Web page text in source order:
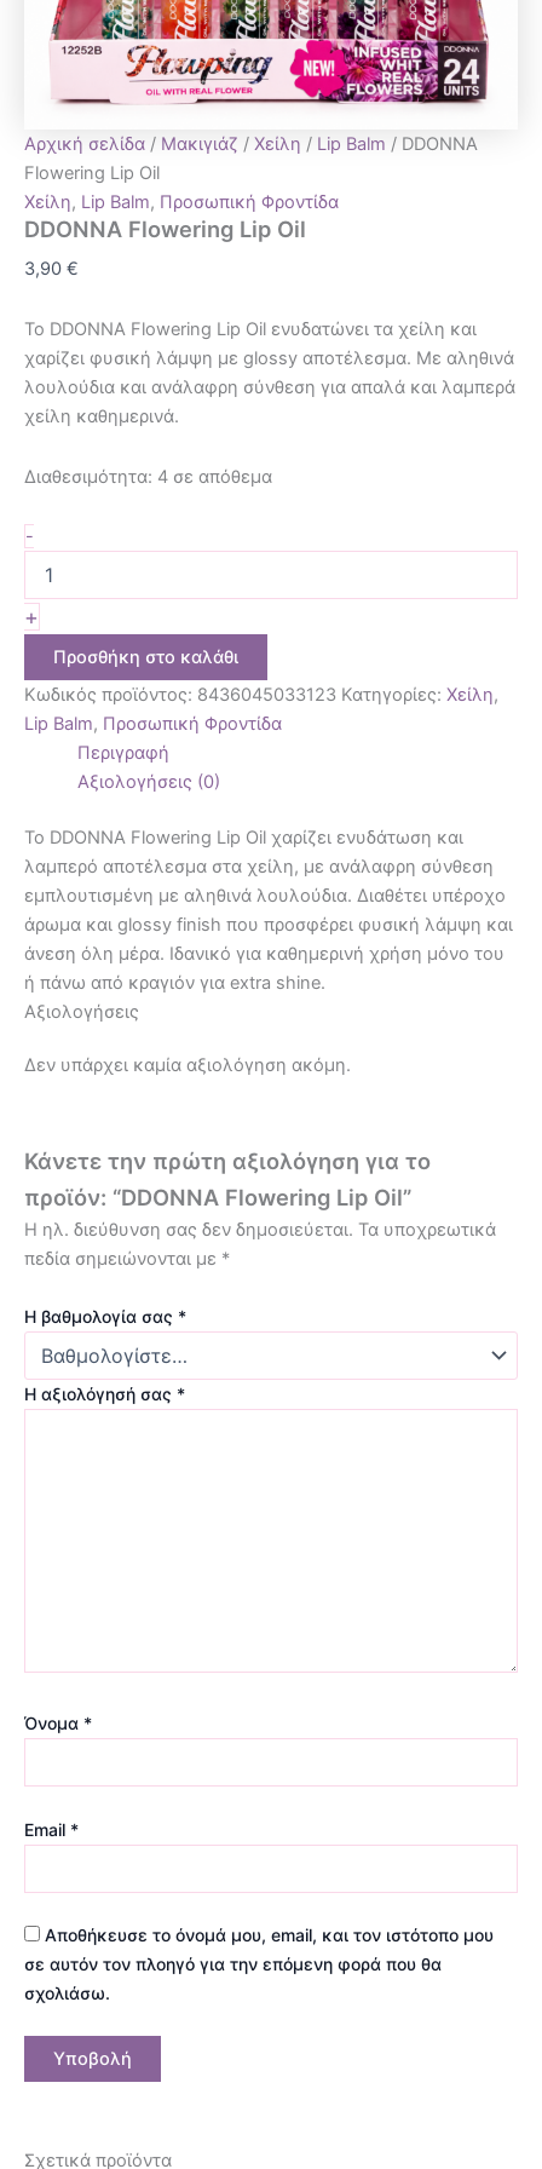
Αρχική σελίδα / Μακιγιάζ / Χείλη / Lip Balm / DDONNA
Flowering Lip Oil
Χείλη, Lip Balm, Προσωπική Φροντίδα
DDONNA Flowering Lip Oil
3,90 €
Το DDONNA Flowering Lip Oil ενυδατώνει τα χείλη και
χαρίζει φυσική λάμψη με glossy αποτέλεσμα. Με αληθινά
λουλούδια και ανάλαφρη σύνθεση για απαλά και λαμπερά
χείλη καθημερινά.
Διαθεσιμότητα: 4 σε απόθεμα
-
+
Προσθήκη στο καλάθι
Κωδικός προϊόντος: 8436045033123 Κατηγορίες: Χείλη,
Lip Balm, Προσωπική Φροντίδα
Περιγραφή
Αξιολογήσεις (0)
Το DDONNA Flowering Lip Oil χαρίζει ενυδάτωση και
λαμπερό αποτέλεσμα στα χείλη, με ανάλαφρη σύνθεση
εμπλουτισμένη με αληθινά λουλούδια. Διαθέτει υπέροχο
άρωμα και glossy finish που προσφέρει φυσική λάμψη και
άνεση όλη μέρα. Ιδανικό για καθημερινή χρήση μόνο του
ή πάνω από κραγιόν για extra shine.
Αξιολογήσεις
Δεν υπάρχει καμία αξιολόγηση ακόμη.
Κάνετε την πρώτη αξιολόγηση για το
προϊόν: “DDONNA Flowering Lip Oil”
Η ηλ. διεύθυνση σας δεν δημοσιεύεται. Τα υποχρεωτικά
πεδία σημειώνονται με *
Η βαθμολογία σας *
Η αξιολόγησή σας *
Όνομα *
Email *
Αποθήκευσε το όνομά μου, email, και τον ιστότοπο μου
σε αυτόν τον πλοηγό για την επόμενη φορά που θα
σχολιάσω.
Σχετικά προϊόντα